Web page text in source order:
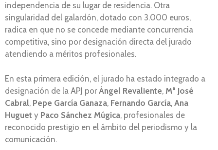
independencia de su lugar de residencia. Otra
singularidad del galardón, dotado con 3.000 euros,
radica en que no se concede mediante concurrencia
competitiva, sino por designación directa del jurado
atendiendo a méritos profesionales.
En esta primera edición, el jurado ha estado integrado a
designación de la APJ por Ángel Revaliente, Mª José
Cabral, Pepe García Ganaza, Fernando García, Ana
Huguet y Paco Sánchez Múgica, profesionales de
reconocido prestigio en el ámbito del periodismo y la
comunicación.